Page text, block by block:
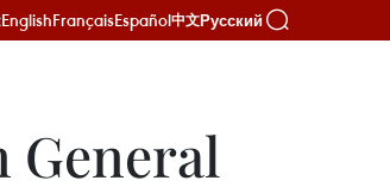
EnglishFrançaisEspañol中文Русский
General